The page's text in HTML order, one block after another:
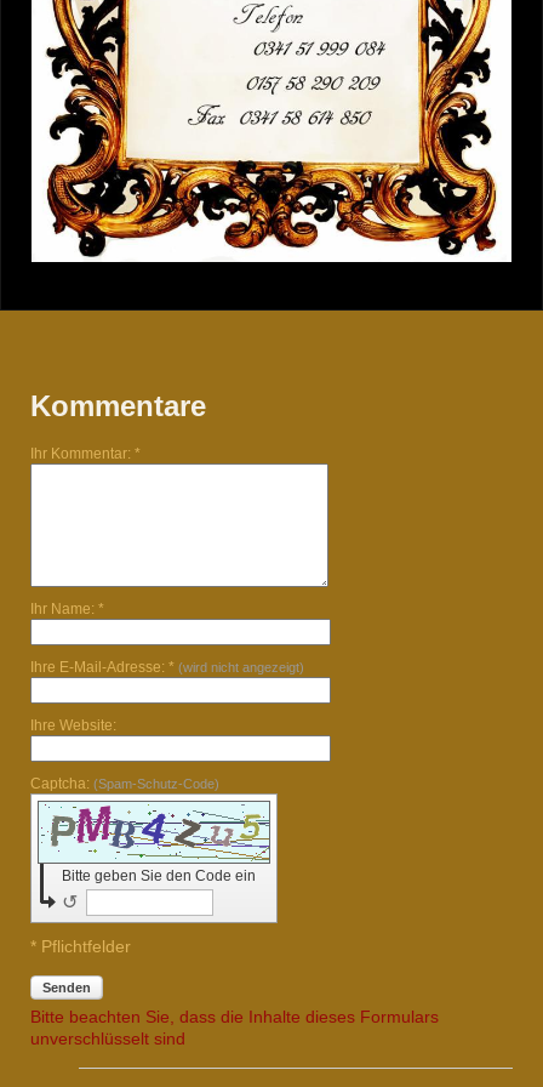
Kommentare
Ihr Kommentar: *
Ihr Name: *
Ihre E-Mail-Adresse: * (wird nicht angezeigt)
Ihre Website:
Captcha: (Spam-Schutz-Code)
Bitte geben Sie den Code ein
↺
* Pflichtfelder
Senden
Bitte beachten Sie, dass die Inhalte dieses Formulars
unverschlüsselt sind